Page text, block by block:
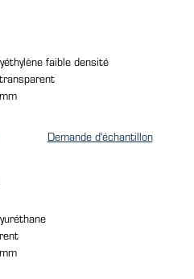
faible densité
Demande d'échantillon